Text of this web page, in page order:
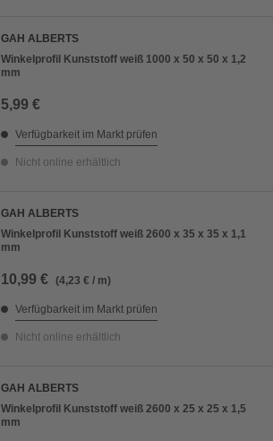
GAH ALBERTS
Winkelprofil Kunststoff weiß 1000 x 50 x 50 x 1,2
mm
5,99 €
Verfügbarkeit im Markt prüfen
Nicht online erhältlich
GAH ALBERTS
Winkelprofil Kunststoff weiß 2600 x 35 x 35 x 1,1
mm
10,99 € (4,23 € / m)
Verfügbarkeit im Markt prüfen
Nicht online erhältlich
GAH ALBERTS
Winkelprofil Kunststoff weiß 2600 x 25 x 25 x 1,5
mm